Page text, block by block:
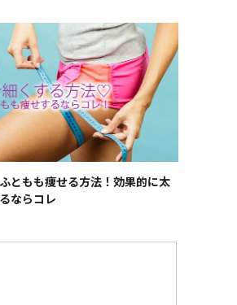
ふともも痩せる方法！効果的に太
ならコレ